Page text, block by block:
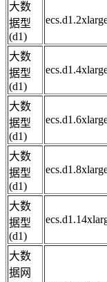
大数
据型
(d1)
大数
据型
(d1)
大数
据型
(d1)
大数
据型
(d1)
大数
据型
(d1)
大数
据网